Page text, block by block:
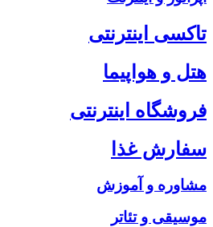
تاکسی اینترنتی
هتل و هواپیما
فروشگاه اینترنتی
سفارش غذا
مشاوره و آموزش
موسیقی و تئاتر